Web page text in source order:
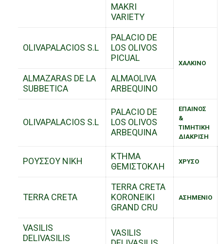
MAKRI
VARIETY
OLIVAPALACIOS S.L
PALACIO DE
LOS OLIVOS
PICUAL
ΧΑΛΚΙΝΟ
ALMAZARAS DE LA
SUBBETICA
ALMAOLIVA
ARBEQUINO
OLIVAPALACIOS S.L
PALACIO DE
LOS OLIVOS
ARBEQUINA
ΕΠΑΙΝΟΣ
&
ΤΙΜΗΤΙΚΗ
ΔΙΑΚΡΙΣΗ
ΡΟΥΣΣΟΥ ΝΙΚΗ
ΚΤΗΜΑ
ΘΕΜΙΣΤΟΚΛΗ
ΧΡΥΣΟ
TERRA CRETA
TERRA CRETA
KORONEIKI
GRAND CRU
ΑΣΗΜΕΝΙΟ
VASILIS
DELIVASILIS
VASILIS